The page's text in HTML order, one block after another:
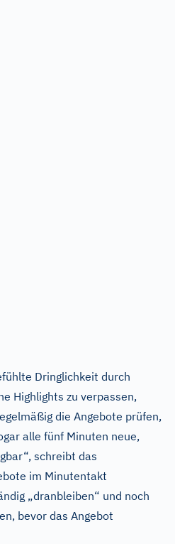
Dringlichkeit durch
Highlights zu verpassen,
die Angebote prüfen,
alle fünf Minuten neue,
schreibt das
im Minutentakt
„dranbleiben“ und noch
bevor das Angebot